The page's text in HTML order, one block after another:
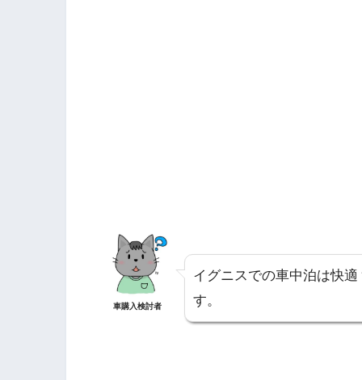
車購入検討者
イグニスでの車中泊は快
す。